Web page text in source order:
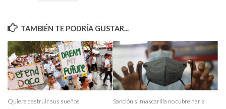
TAMBIÉN TE PODRÍA GUSTAR...
Quiere destruir sus sueños Sanción si mascarilla no cubre nariz